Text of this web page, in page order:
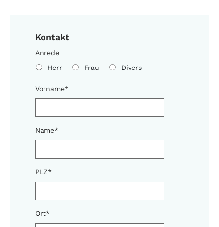
Kontakt
Anrede
Herr
Frau Divers
Vorname*
Name*
PLZ*
Ort*